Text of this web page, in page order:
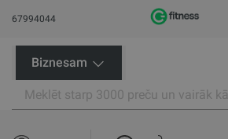
67994044
Biznesam